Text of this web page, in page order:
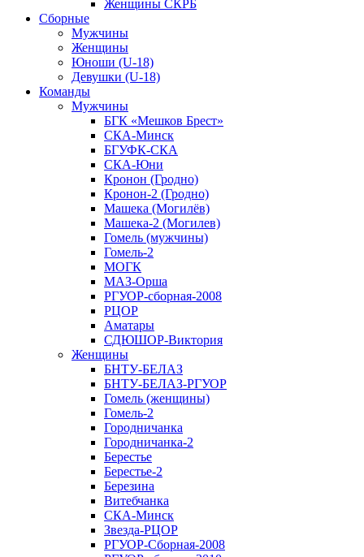
Женщины СКРБ
Сборные
Мужчины
Женщины
Юноши (U-18)
Девушки (U-18)
Команды
Мужчины
БГК «Мешков Брест»
СКА-Минск
БГУФК-СКА
СКА-Юни
Кронон (Гродно)
Кронон-2 (Гродно)
Машека (Могилёв)
Машека-2 (Могилев)
Гомель (мужчины)
Гомель-2
МОГК
МАЗ-Орша
РГУОР-сборная-2008
РЦОР
Аматары
СДЮШОР-Виктория
Женщины
БНТУ-БЕЛАЗ
БНТУ-БЕЛАЗ-РГУОР
Гомель (женщины)
Гомель-2
Городничанка
Городничанка-2
Берестье
Берестье-2
Березина
Витебчанка
СКА-Минск
Звезда-РЦОР
РГУОР-Сборная-2008